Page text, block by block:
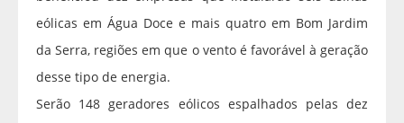
eólicas em Água Doce e mais quatro em Bom Jardim
da Serra, regiões em que o vento é favorável à geração
desse tipo de energia.
Serão 148 geradores eólicos espalhados pelas dez